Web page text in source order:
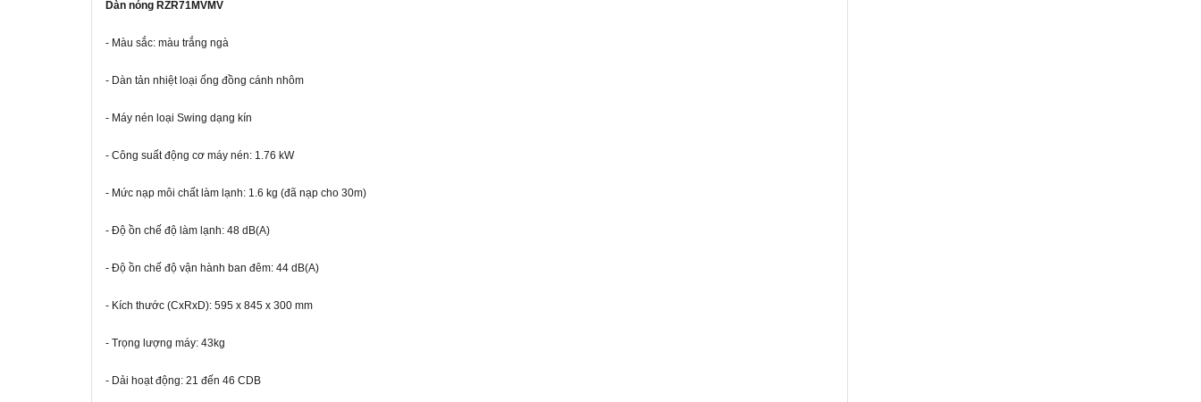
Dàn nóng RZR71MVMV
- Màu sắc: màu trắng ngà
- Dàn tản nhiệt loại ống đồng cánh nhôm
- Máy nén loại Swing dạng kín
- Công suất động cơ máy nén: 1.76 kW
- Mức nạp môi chất làm lạnh: 1.6 kg (đã nạp cho 30m)
- Độ ồn chế độ làm lạnh: 48 dB(A)
- Độ ồn chế độ vận hành ban đêm: 44 dB(A)
- Kích thước (CxRxD): 595 x 845 x 300 mm
- Trọng lượng máy: 43kg
- Dải hoạt động: 21 đến 46 CDB